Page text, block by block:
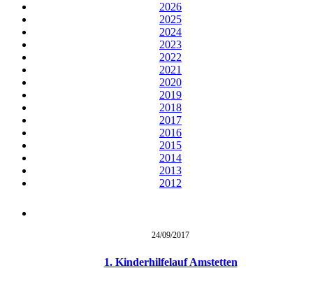
2026
2025
2024
2023
2022
2021
2020
2019
2018
2017
2016
2015
2014
2013
2012
24/09/2017
1. Kinderhilfelauf Amstetten